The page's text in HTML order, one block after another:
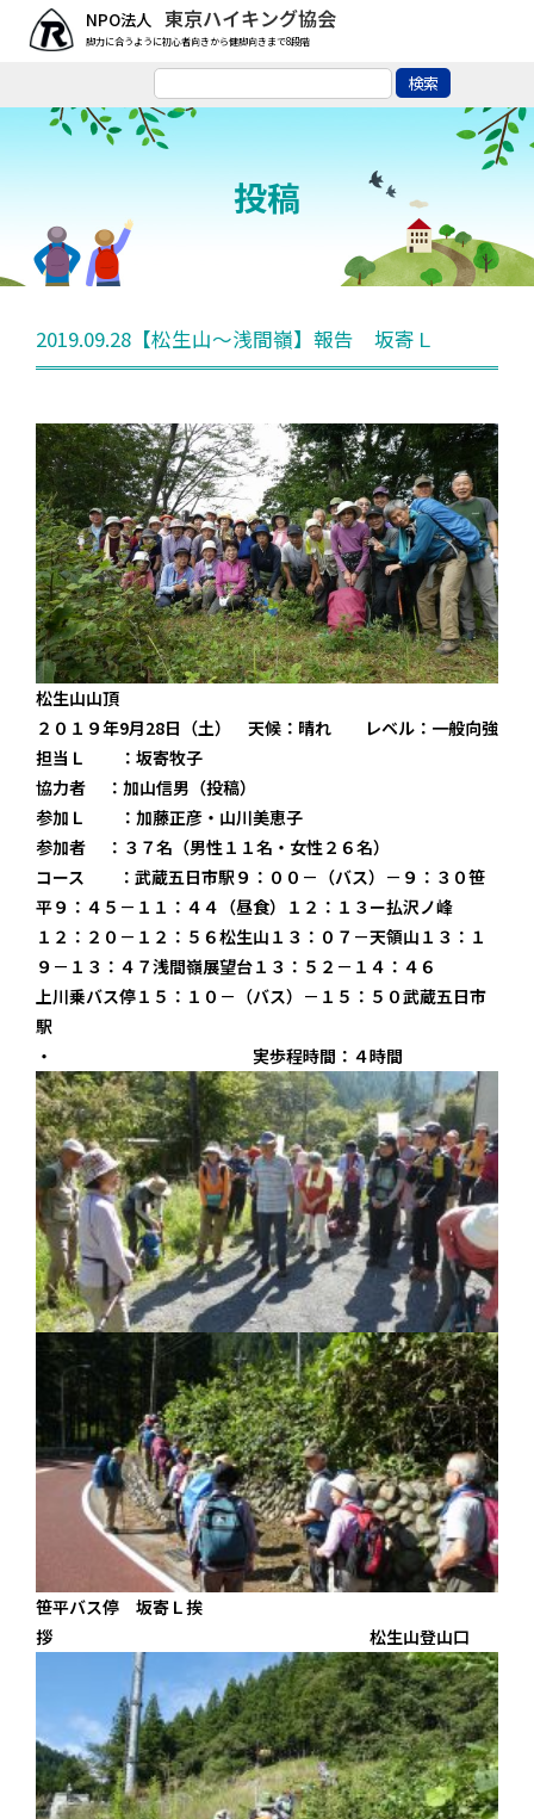
東京ハイキング協会
脚力に合うように初心者向きから健脚向きまで8段階
投稿
2019.09.28【松生山～浅間嶺】報告 坂寄Ｌ
松生山山頂
２０１９年9月28日（土） 天候：晴れ レベル：一般向強
担当Ｌ ：坂寄牧子
協力者 ：加山信男（投稿）
参加Ｌ ：加藤正彦・山川美恵子
参加者 ：３７名（男性１１名・女性２６名）
コース ：武蔵五日市駅９：００－（バス）－９：３０笹
平９：４５－１１：４４（昼食）１２：１３ー払沢ノ峰
１２：２０－１２：５６松生山１３：０７－天領山１３：１
９－１３：４７浅間嶺展望台１３：５２－１４：４６
上川乗バス停１５：１０－（バス）－１５：５０武蔵五日市
駅
・ 実歩程時間：４時間
笹平バス停 坂寄Ｌ挨
拶 松生山登山口